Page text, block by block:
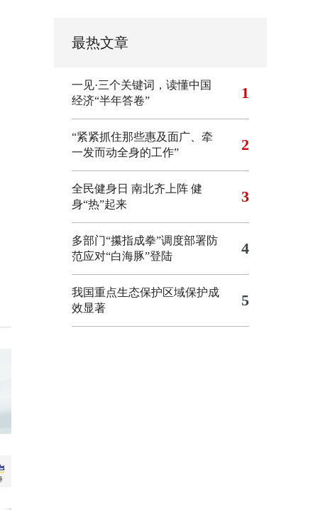
最热文章
一见·三个关键词，读懂中国
经济“半年答卷”
1
“紧紧抓住那些惠及面广、牵
一发而动全身的工作”
2
全民健身日 南北齐上阵 健
身“热”起来
3
多部门“攥指成拳”调度部署防
范应对“白海豚”登陆
4
我国重点生态保护区域保护成
效显著
5